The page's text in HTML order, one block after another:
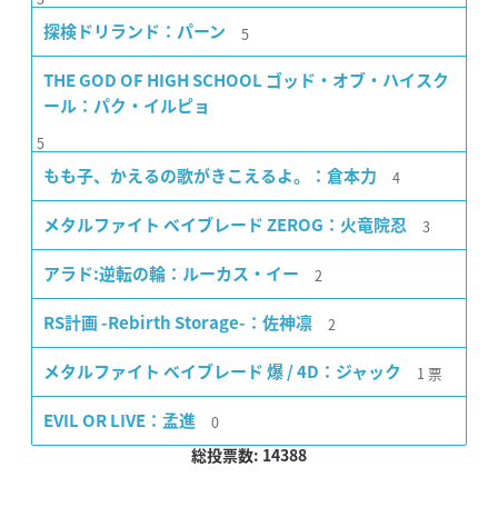
探検ドリランド：パーン 5
THE GOD OF HIGH SCHOOL ゴッド・オブ・ハイスク
ール：パク・イルピョ
5
もも子、かえるの歌がきこえるよ。：倉本力 4
メタルファイト ベイブレード ZEROG：火竜院忍 3
アラド:逆転の輪：ルーカス・イー 2
RS計画 -Rebirth Storage-：佐神凛 2
メタルファイト ベイブレード 爆 / 4D：ジャック 1 票
EVIL OR LIVE：孟進 0
総投票数: 14388